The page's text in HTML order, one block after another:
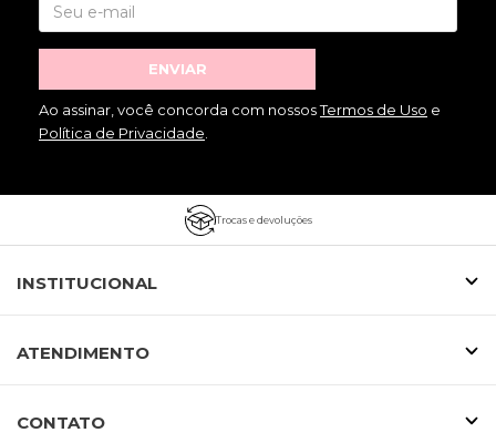
ENVIAR
Ao assinar, você concorda com nossosTermos de Uso e
Política de Privacidade.
Trocas e devoluções
INSTITUCIONAL
ATENDIMENTO
CONTATO